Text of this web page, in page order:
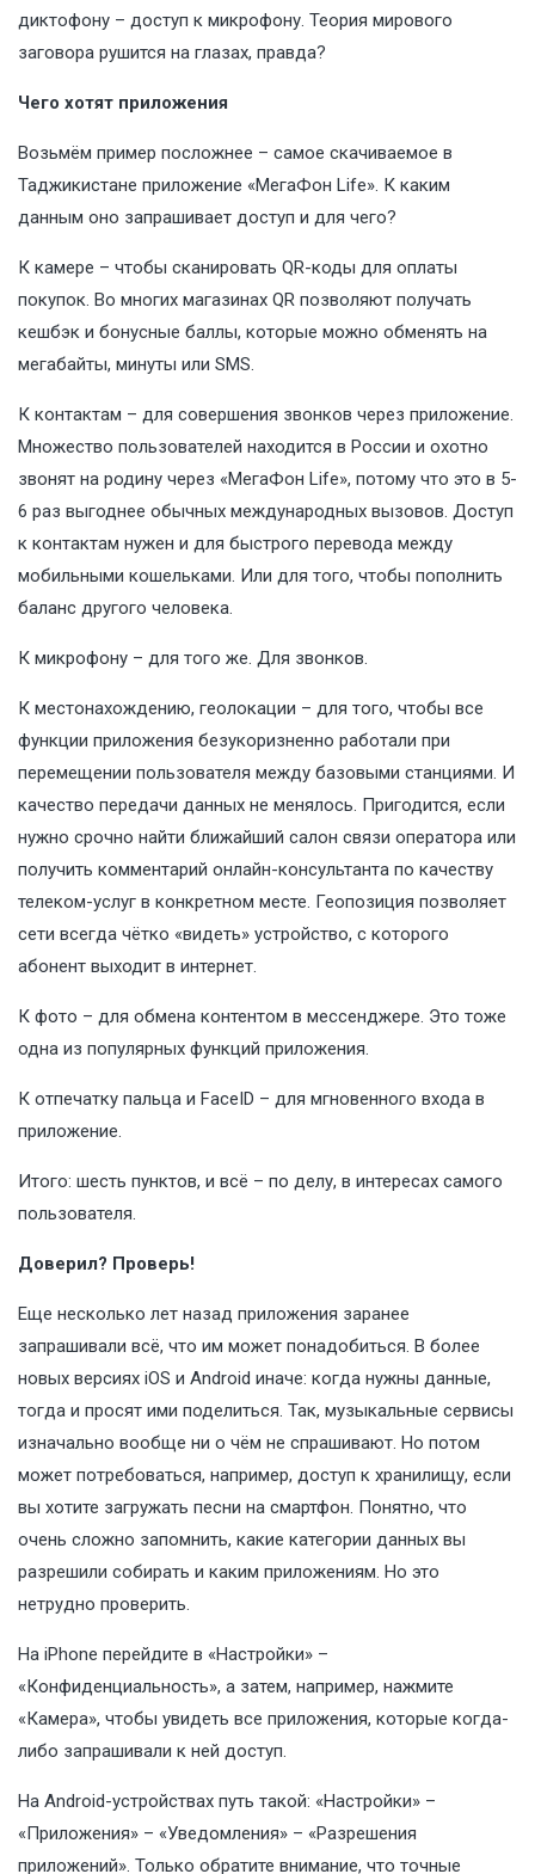
диктофону – доступ к микрофону. Теория мирового
заговора рушится на глазах, правда?
Чего хотят приложения
Возьмём пример посложнее – самое скачиваемое в
Таджикистане приложение «МегаФон Life». К каким
данным оно запрашивает доступ и для чего?
К камере – чтобы сканировать QR-коды для оплаты
покупок. Во многих магазинах QR позволяют получать
кешбэк и бонусные баллы, которые можно обменять на
мегабайты, минуты или SMS.
К контактам – для совершения звонков через приложение.
Множество пользователей находится в России и охотно
звонят на родину через «МегаФон Life», потому что это в 5-
6 раз выгоднее обычных международных вызовов. Доступ
к контактам нужен и для быстрого перевода между
мобильными кошельками. Или для того, чтобы пополнить
баланс другого человека.
К микрофону – для того же. Для звонков.
К местонахождению, геолокации – для того, чтобы все
функции приложения безукоризненно работали при
перемещении пользователя между базовыми станциями. И
качество передачи данных не менялось. Пригодится, если
нужно срочно найти ближайший салон связи оператора или
получить комментарий онлайн-консультанта по качеству
телеком-услуг в конкретном месте. Геопозиция позволяет
сети всегда чётко «видеть» устройство, с которого
абонент выходит в интернет.
К фото – для обмена контентом в мессенджере. Это тоже
одна из популярных функций приложения.
К отпечатку пальца и FaceID – для мгновенного входа в
приложение.
Итого: шесть пунктов, и всё – по делу, в интересах самого
пользователя.
Доверил? Проверь!
Еще несколько лет назад приложения заранее
запрашивали всё, что им может понадобиться. В более
новых версиях iOS и Android иначе: когда нужны данные,
тогда и просят ими поделиться. Так, музыкальные сервисы
изначально вообще ни о чём не спрашивают. Но потом
может потребоваться, например, доступ к хранилищу, если
вы хотите загружать песни на смартфон. Понятно, что
очень сложно запомнить, какие категории данных вы
разрешили собирать и каким приложениям. Но это
нетрудно проверить.
На iPhone перейдите в «Настройки» –
«Конфиденциальность», а затем, например, нажмите
«Камера», чтобы увидеть все приложения, которые когда-
либо запрашивали к ней доступ.
На Android-устройствах путь такой: «Настройки» –
«Приложения» – «Уведомления» – «Разрешения
приложений». Только обратите внимание, что точные